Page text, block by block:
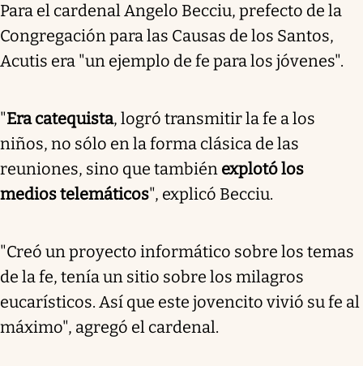
Para el cardenal Angelo Becciu, prefecto de la
Congregación para las Causas de los Santos,
Acutis era "un ejemplo de fe para los jóvenes".
"Era catequista, logró transmitir la fe a los
niños, no sólo en la forma clásica de las
reuniones, sino que también explotó los
medios telemáticos", explicó Becciu.
"Creó un proyecto informático sobre los temas
de la fe, tenía un sitio sobre los milagros
eucarísticos. Así que este jovencito vivió su fe al
máximo", agregó el cardenal.